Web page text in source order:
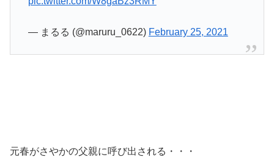
— まるる (@maruru_0622) February 25, 2021
元春がさやかの父親に呼び出される・・・